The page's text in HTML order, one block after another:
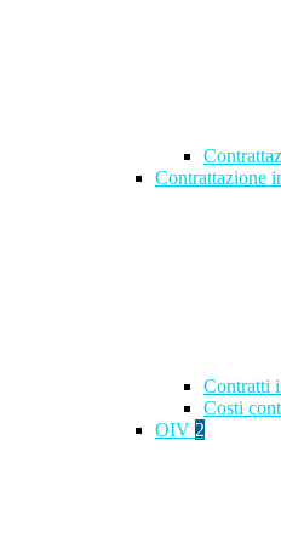
Contrattazione
Contratti
Costi
OIV 2